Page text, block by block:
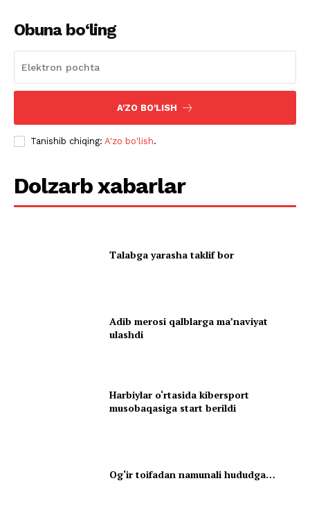
Obuna bo‘ling
A'ZO BO'LISH
Tanishib chiqing: A'zo bo'lish.
Dolzarb xabarlar
Talabga yarasha taklif bor
Adib merosi qalblarga maʼnaviyat
ulashdi
Harbiylar o‘rtasida kibersport
musobaqasiga start berildi
Og‘ir toifadan namunali hududga…